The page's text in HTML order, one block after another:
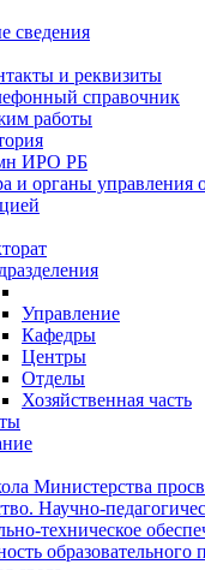
сведения
и реквизиты
справочник
работы
ИРО РБ
и органы управления
Управление
Кафедры
Центры
Отделы
Хозяйственная часть
Министерства
Научно-
техническое
образовательного